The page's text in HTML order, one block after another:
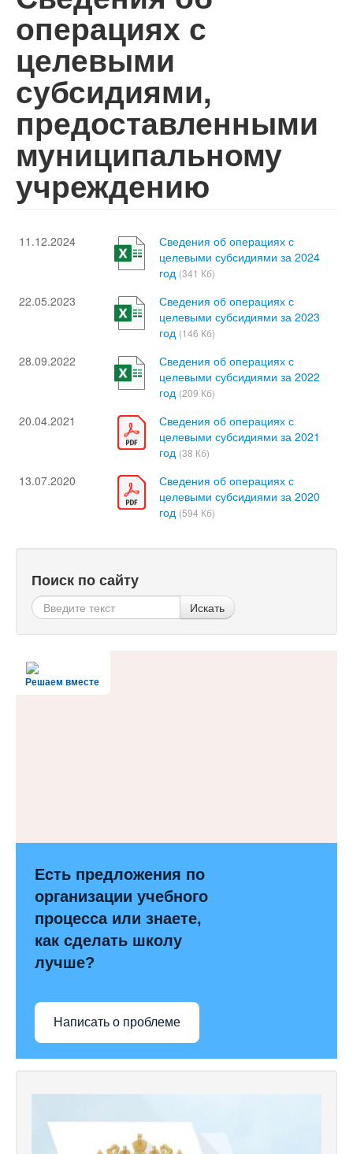
операциях с
целевыми
субсидиями,
предоставленными
муниципальному
учреждению
11.12.2024
Сведения об операциях с
целевыми субсидиями за 2024
год (341 Кб)
22.05.2023
Сведения об операциях с
целевыми субсидиями за 2023
год (146 Кб)
28.09.2022
Сведения об операциях с
целевыми субсидиями за 2022
год (209 Кб)
20.04.2021
Сведения об операциях с
целевыми субсидиями за 2021
год (38 Кб)
13.07.2020
Сведения об операциях с
целевыми субсидиями за 2020
год (594 Кб)
Поиск по сайту
Искать
Решаем вместе
Есть предложения по
организации учебного
процесса или знаете,
как сделать школу
лучше?
Написать о проблеме